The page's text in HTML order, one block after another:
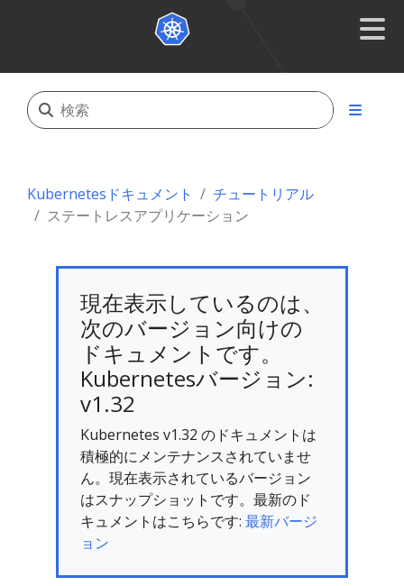
Kubernetesドキュメント
チュートリアル
ステートレスアプリケーション
現在表示しているのは、
次のバージョン向けの
ドキュメントです。
Kubernetesバージョン:
v1.32
Kubernetes v1.32 のドキュメントは
積極的にメンテナンスされていませ
ん。現在表示されているバージョン
はスナップショットです。最新のド
キュメントはこちらです: 最新バージ
ョン